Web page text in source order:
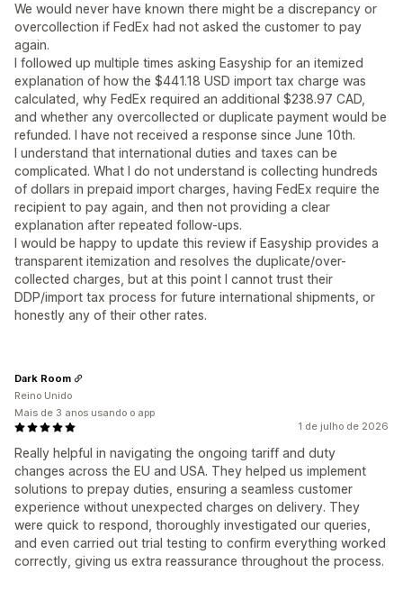
We would never have known there might be a discrepancy or
overcollection if FedEx had not asked the customer to pay
again.
I followed up multiple times asking Easyship for an itemized
explanation of how the $441.18 USD import tax charge was
calculated, why FedEx required an additional $238.97 CAD,
and whether any overcollected or duplicate payment would be
refunded. I have not received a response since June 10th.
I understand that international duties and taxes can be
complicated. What I do not understand is collecting hundreds
of dollars in prepaid import charges, having FedEx require the
recipient to pay again, and then not providing a clear
explanation after repeated follow-ups.
I would be happy to update this review if Easyship provides a
transparent itemization and resolves the duplicate/over-
collected charges, but at this point I cannot trust their
DDP/import tax process for future international shipments, or
honestly any of their other rates.
1 de julho de 2026
Really helpful in navigating the ongoing tariff and duty
changes across the EU and USA. They helped us implement
solutions to prepay duties, ensuring a seamless customer
experience without unexpected charges on delivery. They
were quick to respond, thoroughly investigated our queries,
and even carried out trial testing to confirm everything worked
correctly, giving us extra reassurance throughout the process.
Dark Room
Reino Unido
Mais de 3 anos usando o app